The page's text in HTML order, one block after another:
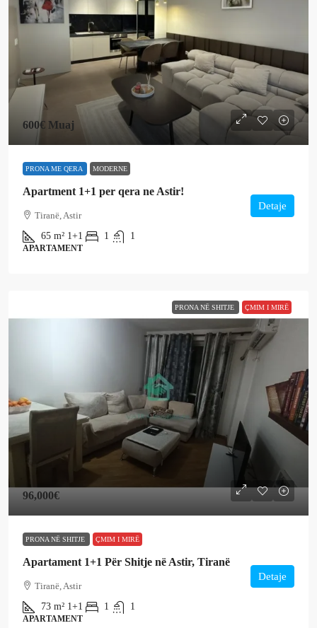
600€ Muaj
PRONA ME QERA MODERNE
Apartment 1+1 per qera ne Astir!
Tiranë, Astir
65 m² 1+1 1 1
APARTAMENT
Detaje
PRONA NË SHITJE ÇMIM I MIRË
96,000€
PRONA NË SHITJE ÇMIM I MIRË
Apartament 1+1 Për Shitje në Astir, Tiranë
Tiranë, Astir
73 m² 1+1 1 1
APARTAMENT
Detaje